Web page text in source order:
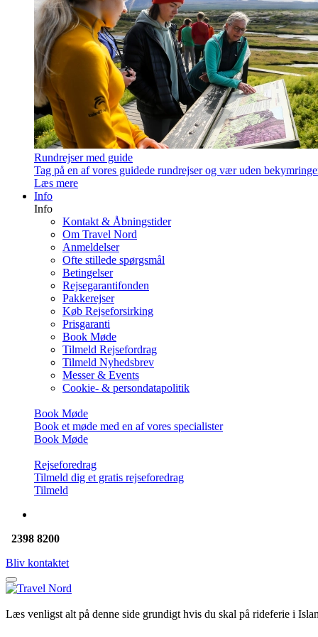
Rundrejser med guide
Tag på en af vores guidede rundrejser og vær uden
Læs mere
Info
Info
Kontakt & Åbningstider
Om Travel Nord
Anmeldelser
Ofte stillede spørgsmål
Betingelser
Rejsegarantifonden
Pakkerejser
Køb Rejseforsirking
Prisgaranti
Book Møde
Tilmeld Rejsefordrag
Tilmeld Nyhedsbrev
Messer & Events
Cookie- & persondatapolitik
Book Møde
Book et møde med en af vores specialister
Book Møde
Rejseforedrag
Tilmeld dig et gratis rejseforedrag
Tilmeld
2398 8200
Bliv kontaktet
Læs venligst alt på denne side grundigt hvis du skal på rideferie i